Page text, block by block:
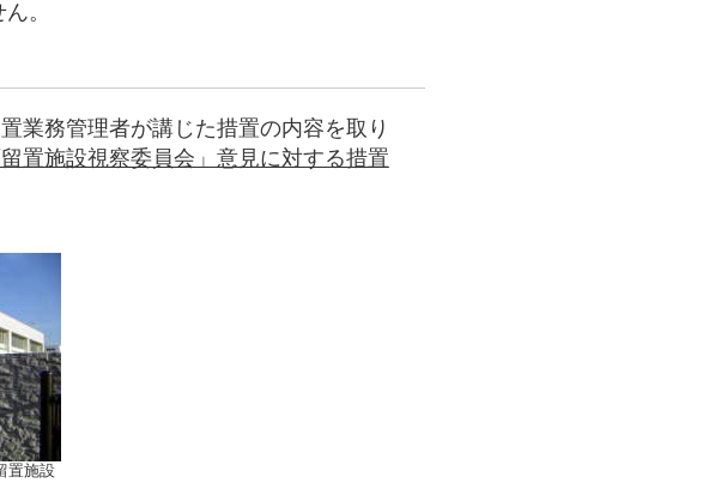
。
業務管理者が講じた措置の内容を取り
置施設視察委員会」意見に対する措置
置施設